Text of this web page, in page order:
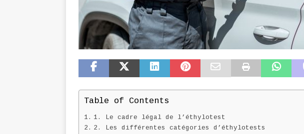
Table of Contents
1. Le cadre légal de l’éthylotest
2. Les différentes catégories d’éthylotests